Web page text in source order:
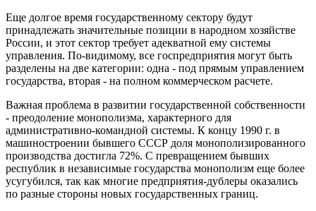
Еще долгое время государственному сектору будут
принадлежать значительные позиции в народном хозяйстве
России, и этот сектор требует адекватной ему системы
управления. По-видимому, все госпредприятия могут быть
разделены на две категории: одна - под прямым управлением
государства, вторая - на полном коммерческом расчете.
Важная проблема в развитии государственной собственности
- преодоление монополизма, характерного для
административно-командной системы. К концу 1990 г. в
машиностроении бывшего СССР доля монополизированного
производства достигла 72%. С превращением бывших
республик в независимые государства монополизм еще более
усугубился, так как многие предприятия-дублеры оказались
по разные стороны новых государственных границ.